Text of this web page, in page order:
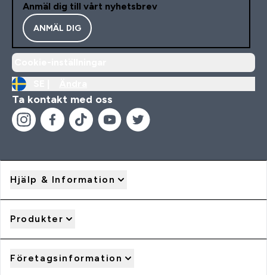
Anmäl dig till vårt nyhetsbrev
ANMÄL DIG
Ta kontakt med oss
Hjälp & Information
Produkter
Företagsinformation